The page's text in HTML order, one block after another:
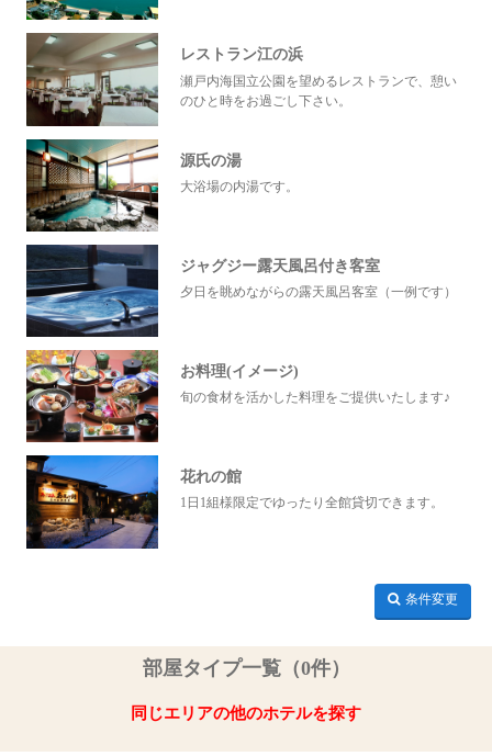
レストラン江の浜
瀬戸内海国立公園を望めるレストランで、憩い
のひと時をお過ごし下さい。
源氏の湯
大浴場の内湯です。
ジャグジー露天風呂付き客室
夕日を眺めながらの露天風呂客室（一例です）
お料理(イメージ)
旬の食材を活かした料理をご提供いたします♪
花れの館
1日1組様限定でゆったり全館貸切できます。
条件変更
部屋タイプ一覧（0件）
同じエリアの他のホテルを探す